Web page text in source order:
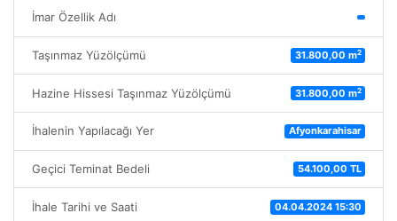
İmar Özellik Adı
Taşınmaz Yüzölçümü 31.800,00 m2
Hazine Hissesi Taşınmaz Yüzölçümü 31.800,00 m2
İhalenin Yapılacağı Yer Afyonkarahisar
Geçici Teminat Bedeli 54.100,00 TL
İhale Tarihi ve Saati 04.04.2024 15:30